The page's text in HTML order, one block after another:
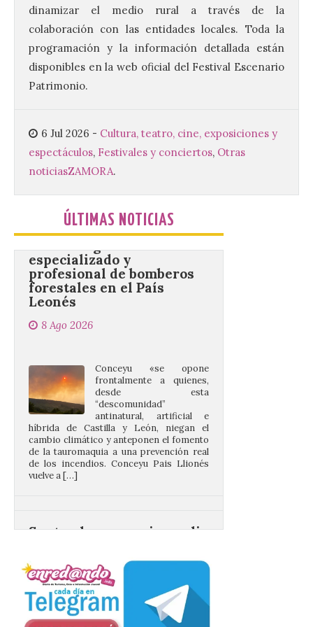
dinamizar el medio rural a través de la
colaboración con las entidades locales. Toda la
programación y la información detallada están
disponibles en la web oficial del Festival Escenario
Patrimonio.
6 Jul 2026 - Cultura, teatro, cine, exposiciones y
espectáculos, Festivales y conciertos, Otras
noticiasZAMORA.
ÚLTIMAS NOTICIAS
Este certamen,
promovido por el Instituto
Universitario de Música
Sacra de la Universidad
(UPSA), premiará composiciones
noviembre. La Universidad, a […]
Conceyu vuelve a exigir
un contingente
especializado y
profesional de bomberos
forestales en el País
Leonés
8 Ago 2026
“descomunidad”
antinatural, artificial e
híbrida de Castilla y León, niegan el
cambio climático y anteponen el fomento
de la tauromaquia a una prevención real
de los incendios. Conceyu Pais Llionés
vuelve a […]
público y evitar el
8 Ago 2026
El TUS cuenta con líneas